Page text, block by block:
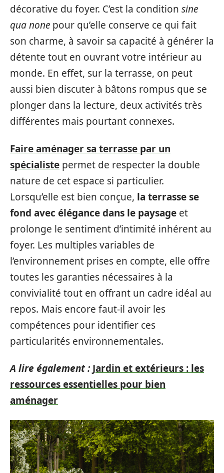
décorative du foyer. C’est la condition sine
qua none pour qu’elle conserve ce qui fait
son charme, à savoir sa capacité à générer la
détente tout en ouvrant votre intérieur au
monde. En effet, sur la terrasse, on peut
aussi bien discuter à bâtons rompus que se
plonger dans la lecture, deux activités très
différentes mais pourtant connexes.
Faire aménager sa terrasse par un
spécialiste permet de respecter la double
nature de cet espace si particulier.
Lorsqu’elle est bien conçue, la terrasse se
fond avec élégance dans le paysage et
prolonge le sentiment d’intimité inhérent au
foyer. Les multiples variables de
l’environnement prises en compte, elle offre
toutes les garanties nécessaires à la
convivialité tout en offrant un cadre idéal au
repos. Mais encore faut-il avoir les
compétences pour identifier ces
particularités environnementales.
A lire également : Jardin et extérieurs : les
ressources essentielles pour bien
aménager